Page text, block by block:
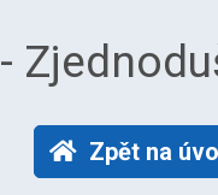
-
Zpět na